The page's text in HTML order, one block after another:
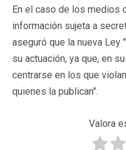
En el caso de los medios
información sujeta a
aseguró que la nueva Ley
su actuación, ya que, en
centrarse en los que
quienes la publican".
Valora